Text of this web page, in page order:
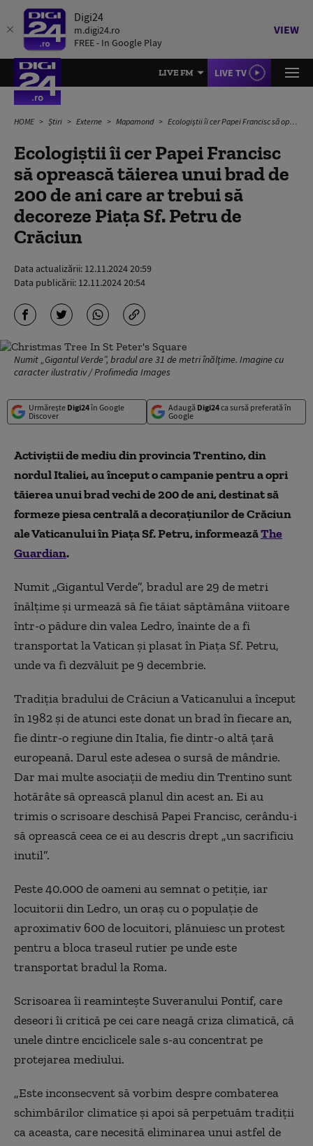
Digi24
m.digi24.ro
FREE - In Google Play
VIEW
LIVE FM LIVE TV
HOME Știri Externe Mapamond Ecologiștii îi cer Papei Francisc să oprească tăierea unui brad de 200 de ani care ar trebui să decoreze Piața Sf. Petru de Crăciun
Ecologiștii îi cer Papei Francisc
să oprească tăierea unui brad de
200 de ani care ar trebui să
decoreze Piața Sf. Petru de
Crăciun
Data actualizării: 12.11.2024 20:59
Data publicării: 12.11.2024 20:54
Numit „Gigantul Verde”, bradul are 31 de metri înălțime. Imagine cu
caracter ilustrativ / Profimedia Images
Urmărește Digi24în Google
Discover
Adaugă Digi24ca sursă preferată în
Google
Activiștii de mediu din provincia Trentino, din
nordul Italiei, au început o campanie pentru a opri
tăierea unui brad vechi de 200 de ani, destinat să
formeze piesa centrală a decorațiunilor de Crăciun
ale Vaticanului în Piața Sf. Petru, informeazăThe
Guardian.
Numit „Gigantul Verde”, bradul are 29 de metri
înălțime și urmează să fie tăiat săptămâna viitoare
într-o pădure din valea Ledro, înainte de a fi
transportat la Vatican și plasat în Piața Sf. Petru,
unde va fi dezvăluit pe 9 decembrie.
Tradiția bradului de Crăciun a Vaticanului a început
în 1982 și de atunci este donat un brad în fiecare an,
fie dintr-o regiune din Italia, fie dintr-o altă țară
europeană. Darul este adesea o sursă de mândrie.
Dar mai multe asociații de mediu din Trentino sunt
hotărâte să oprească planul din acest an. Ei au
trimis o scrisoare deschisă Papei Francisc, cerându-i
să oprească ceea ce ei au descris drept „un sacrificiu
inutil”.
Peste 40.000 de oameni au semnat o petiție, iar
locuitorii din Ledro, un oraș cu o populație de
aproximativ 600 de locuitori, plănuiesc un protest
pentru a bloca traseul rutier pe unde este
transportat bradul la Roma.
Scrisoarea îi reamintește Suveranului Pontif, care
deseori îi critică pe cei care neagă criza climatică, că
unele dintre enciclicele sale s-au concentrat pe
protejarea mediului.
„Este inconsecvent să vorbim despre combaterea
schimbărilor climatice și apoi să perpetuăm tradiții
ca aceasta, care necesită eliminarea unui astfel de